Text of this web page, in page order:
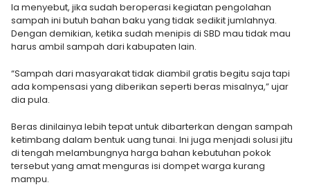
Ia menyebut, jika sudah beroperasi kegiatan pengolahan
sampah ini butuh bahan baku yang tidak sedikit jumlahnya.
Dengan demikian, ketika sudah menipis di SBD mau tidak mau
harus ambil sampah dari kabupaten lain.
“Sampah dari masyarakat tidak diambil gratis begitu saja tapi
ada kompensasi yang diberikan seperti beras misalnya,” ujar
dia pula.
Beras dinilainya lebih tepat untuk dibarterkan dengan sampah
ketimbang dalam bentuk uang tunai. Ini juga menjadi solusi jitu
di tengah melambungnya harga bahan kebutuhan pokok
tersebut yang amat menguras isi dompet warga kurang
mampu.